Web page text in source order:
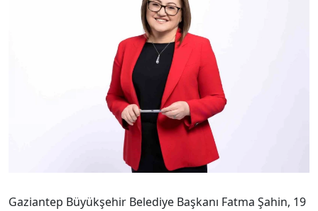
Gaziantep Büyükşehir Belediye Başkanı Fatma Şahin, 19